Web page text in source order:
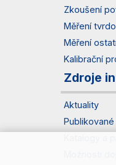
Zkoušení
Měření
Měření
Kalibrační
Zdroje
Aktuality